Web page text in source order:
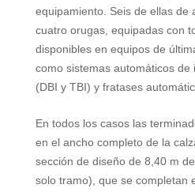
equipamiento. Seis de ellas de
cuatro orugas, equipadas con
disponibles en equipos de
como sistemas automáticos
(DBI y TBI) y fratases
En todos los casos las
en el ancho completo de la
sección de diseño de 8,40 m
solo tramo), que se completan